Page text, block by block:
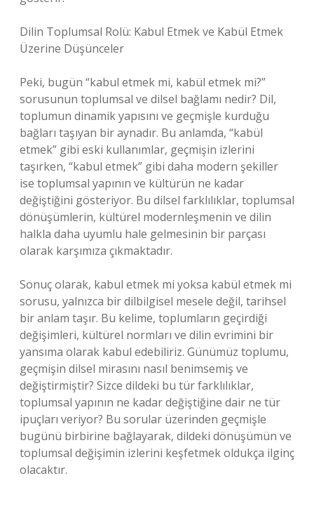
Dilin Toplumsal Rolü: Kabul Etmek ve Kabül Etmek
Üzerine Düşünceler
Peki, bugün “kabul etmek mi, kabül etmek mi?”
sorusunun toplumsal ve dilsel bağlamı nedir? Dil,
toplumun dinamik yapısını ve geçmişle kurduğu
bağları taşıyan bir aynadır. Bu anlamda, “kabül
etmek” gibi eski kullanımlar, geçmişin izlerini
taşırken, “kabul etmek” gibi daha modern şekiller
ise toplumsal yapının ve kültürün ne kadar
değiştiğini gösteriyor. Bu dilsel farklılıklar, toplumsal
dönüşümlerin, kültürel modernleşmenin ve dilin
halkla daha uyumlu hale gelmesinin bir parçası
olarak karşımıza çıkmaktadır.
Sonuç olarak, kabul etmek mi yoksa kabül etmek mi
sorusu, yalnızca bir dilbilgisel mesele değil, tarihsel
bir anlam taşır. Bu kelime, toplumların geçirdiği
değişimleri, kültürel normları ve dilin evrimini bir
yansıma olarak kabul edebiliriz. Günümüz toplumu,
geçmişin dilsel mirasını nasıl benimsemiş ve
değiştirmiştir? Sizce dildeki bu tür farklılıklar,
toplumsal yapının ne kadar değiştiğine dair ne tür
ipuçları veriyor? Bu sorular üzerinden geçmişle
bugünü birbirine bağlayarak, dildeki dönüşümün ve
toplumsal değişimin izlerini keşfetmek oldukça ilginç
olacaktır.